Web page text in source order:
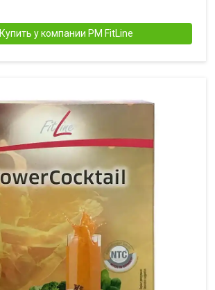
Купить у компании PM FitLine